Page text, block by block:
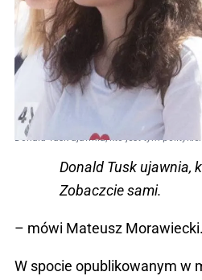
Donald Tusk ujawnia, kto jest tym
Donald Tusk ujawnia,
Zobaczcie sami.
– mówi Mateusz Morawiecki.
W spocie opublikowanym w